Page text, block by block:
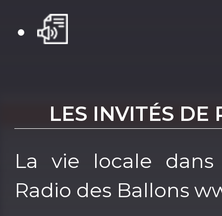
LES INVITÉS DE
La vie locale dans
Radio des Ballons